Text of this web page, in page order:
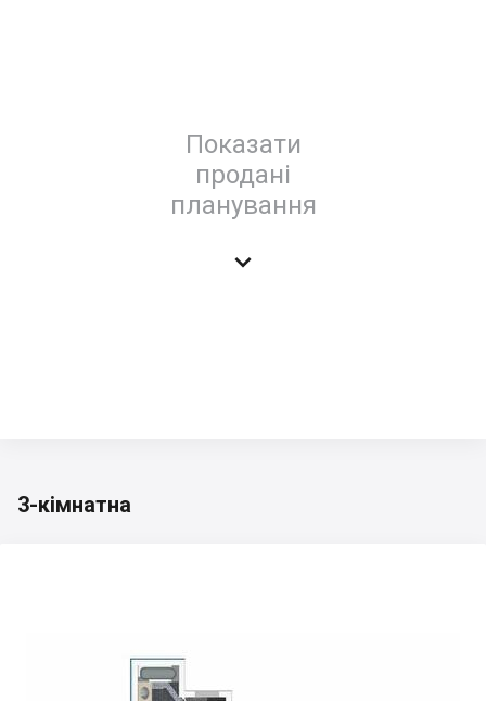
Показати
продані
планування

3-кімнатна